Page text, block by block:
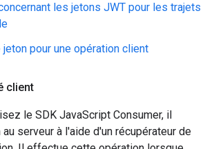
les jetons JWT pour les trajets
jeton pour une opération client
client
le SDK JavaScript Consumer, il
serveur à l'aide d'un récupérateur de